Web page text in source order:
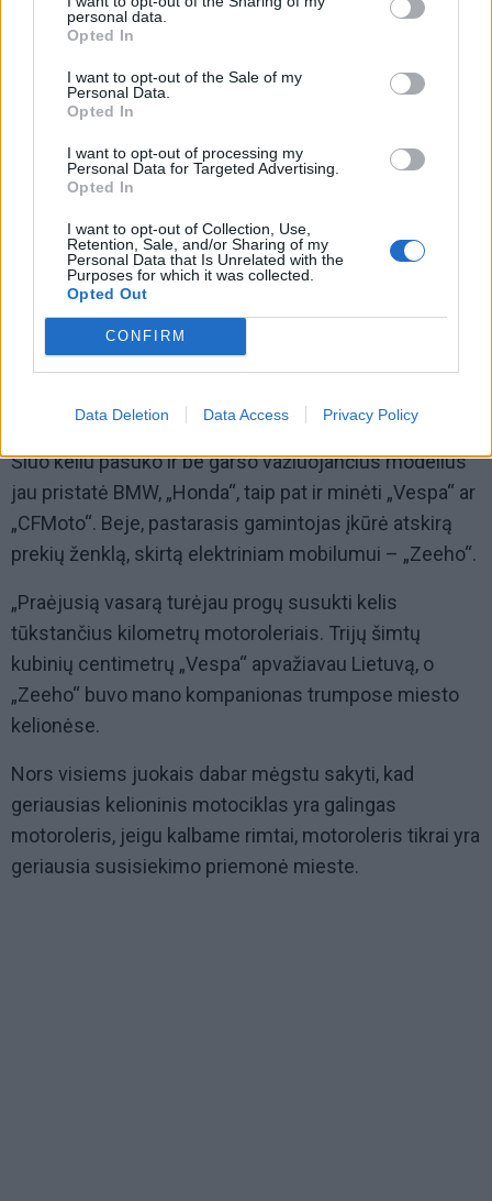
personal data.
Opted In
I want to opt-out of the Sale of my
Personal Data.
Opted In
I want to opt-out of processing my
Personal Data for Targeted Advertising.
Opted In
I want to opt-out of Collection, Use,
Retention, Sale, and/or Sharing of my
Personal Data that Is Unrelated with the
Purposes for which it was collected.
Opted Out
CONFIRM
Data Deletion Data Access Privacy Policy
elektrinius galingus motociklus, žmonės vis dažniau
motorolerius.
Šiuo keliu pasuko ir be garso važiuojančius modelius
jau pristatė BMW, „Honda“, taip pat ir minėti „Vespa“ ar
„CFMoto“. Beje, pastarasis gamintojas įkūrė atskirą
prekių ženklą, skirtą elektriniam mobilumui – „Zeeho“.
„Praėjusią vasarą turėjau progų susukti kelis
tūkstančius kilometrų motoroleriais. Trijų šimtų
kubinių centimetrų „Vespa“ apvažiavau Lietuvą, o
„Zeeho“ buvo mano kompanionas trumpose miesto
kelionėse.
Nors visiems juokais dabar mėgstu sakyti, kad
geriausias kelioninis motociklas yra galingas
motoroleris, jeigu kalbame rimtai, motoroleris tikrai yra
geriausia susisiekimo priemonė mieste.